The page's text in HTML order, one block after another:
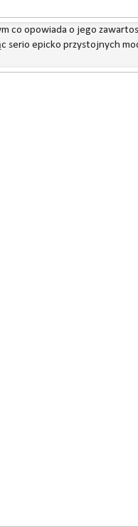
co opowiada o jego
serio epicko przystojnych